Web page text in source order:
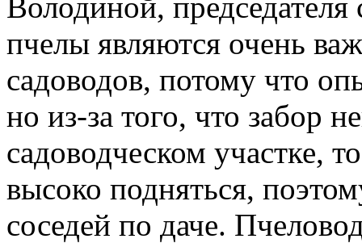
пчелы являются очень
садоводов, потому что
но из-за того, что забор
садоводческом участке,
высоко подняться,
соседей по даче.